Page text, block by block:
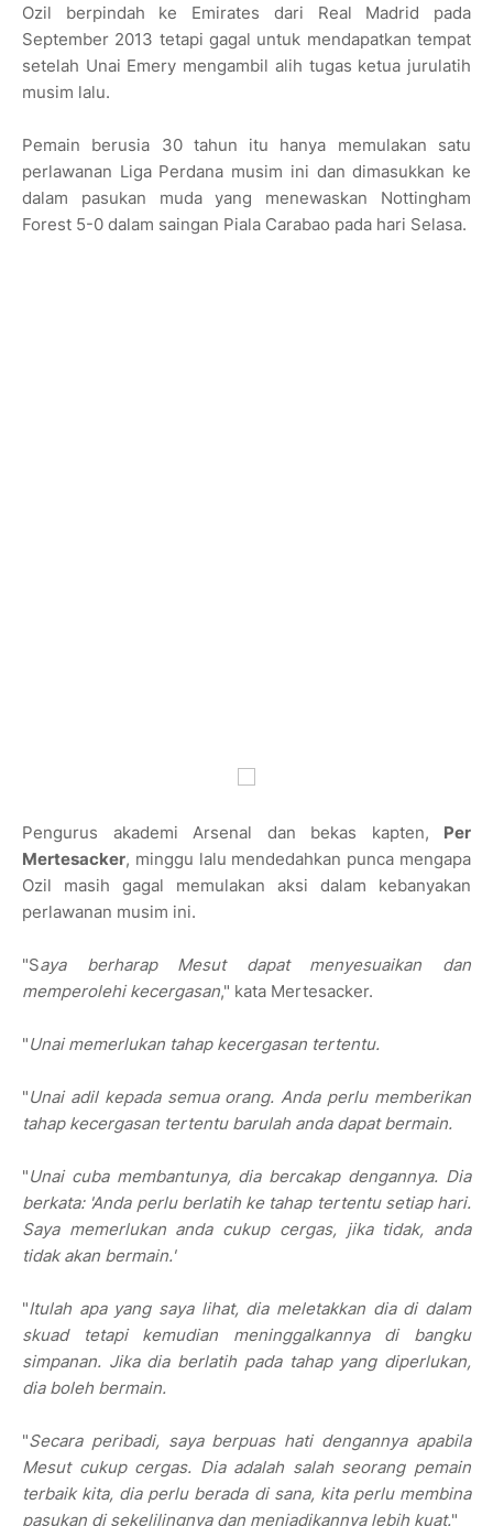
Ozil berpindah ke Emirates dari Real Madrid pada
September 2013 tetapi gagal untuk mendapatkan tempat
setelah Unai Emery mengambil alih tugas ketua jurulatih
musim lalu.
Pemain berusia 30 tahun itu hanya memulakan satu
perlawanan Liga Perdana musim ini dan dimasukkan ke
dalam pasukan muda yang menewaskan Nottingham
Forest 5-0 dalam saingan Piala Carabao pada hari Selasa.
Pengurus akademi Arsenal dan bekas kapten, Per
Mertesacker, minggu lalu mendedahkan punca mengapa
Ozil masih gagal memulakan aksi dalam kebanyakan
perlawanan musim ini.
"Saya berharap Mesut dapat menyesuaikan dan
memperolehi kecergasan," kata Mertesacker.
"Unai memerlukan tahap kecergasan tertentu.
"Unai adil kepada semua orang. Anda perlu memberikan
tahap kecergasan tertentu barulah anda dapat bermain.
"Unai cuba membantunya, dia bercakap dengannya. Dia
berkata: 'Anda perlu berlatih ke tahap tertentu setiap hari.
Saya memerlukan anda cukup cergas, jika tidak, anda
tidak akan bermain.'
"Itulah apa yang saya lihat, dia meletakkan dia di dalam
skuad tetapi kemudian meninggalkannya di bangku
simpanan. Jika dia berlatih pada tahap yang diperlukan,
dia boleh bermain.
"Secara peribadi, saya berpuas hati dengannya apabila
Mesut cukup cergas. Dia adalah salah seorang pemain
terbaik kita, dia perlu berada di sana, kita perlu membina
pasukan di sekelilingnya dan menjadikannya lebih kuat."